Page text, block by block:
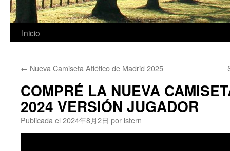
Saltar
contenido
Inicio
← Nueva Camiseta Atlético de Madrid 2025
COMPRÉ LA NUEVA
2024 VERSIÓN JUGADOR
Publicada el 2024年8月2日 por istern